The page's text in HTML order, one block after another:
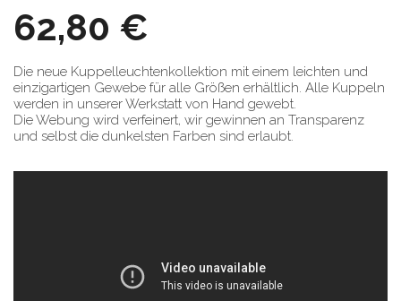
62,80 €
Die neue Kuppelleuchtenkollektion mit einem leichten und
einzigartigen Gewebe für alle Größen erhältlich. Alle Kuppeln
werden in unserer Werkstatt von Hand gewebt.
Die Webung wird verfeinert, wir gewinnen an Transparenz
und selbst die dunkelsten Farben sind erlaubt.